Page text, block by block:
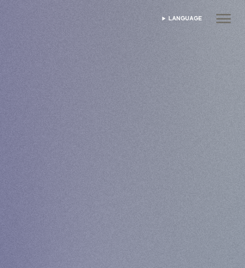
भाषा चुनें
LANGUAGE